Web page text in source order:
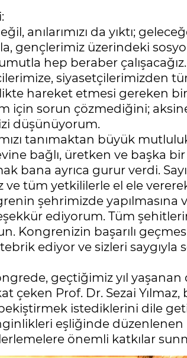
anılarımızı da yıktı;
gençlerimiz üzerindeki
hep beraber çalışacağız.
siyasetçilerimizden
hareket etmesi gereken
için sorun çözmediğini;
düşünüyorum.
tanımaktan büyük
bağlı, üretken ve başka
bana ayrıca gurur verdi.
tüm yetkililerle el ele vererek
şehrimizde yapılmasına
ediyorum. Tüm
Kongrenizin başarılı
ediyor ve sizleri saygıyla
geçtiğimiz yıl yaşanan
çeken Prof. Dr. Sezai Yılmaz,
istediklerini dile
eşliğinde
önemli katkılar